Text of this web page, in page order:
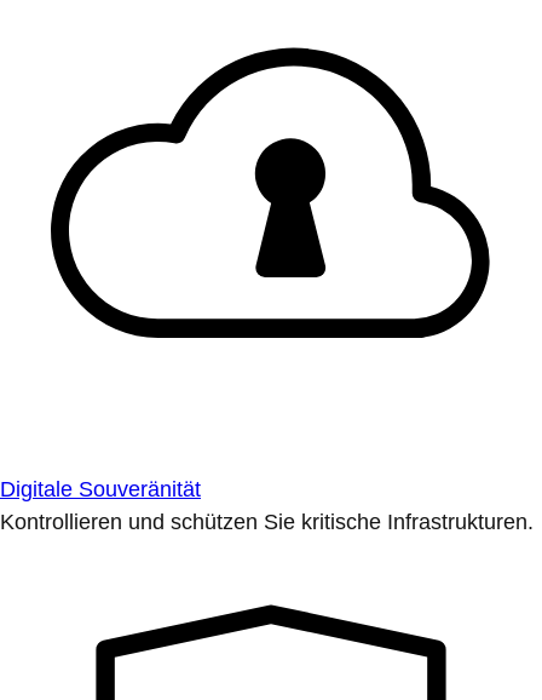
Digitale Souveränität
Kontrollieren und schützen Sie kritische Infrastrukturen.